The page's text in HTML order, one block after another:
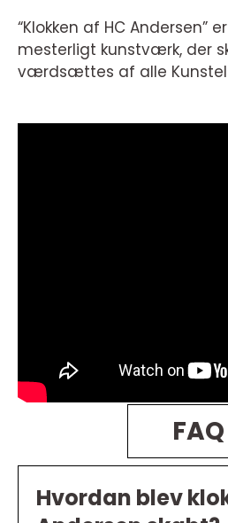
“Klokken af HC Andersen”
mesterligt kunstværk, der
værdsættes af alle
FAQ
Hvordan blev